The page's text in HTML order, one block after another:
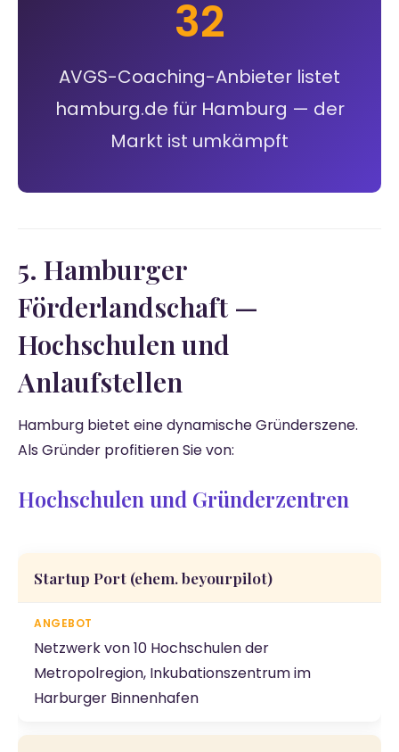
32
AVGS-Coaching-Anbieter listet
hamburg.de für Hamburg — der
Markt ist umkämpft
5. Hamburger
Förderlandschaft —
Hochschulen und
Anlaufstellen
Hamburg bietet eine dynamische Gründerszene.
Als Gründer profitieren Sie von:
Hochschulen und Gründerzentren
Startup Port (ehem. beyourpilot)
Netzwerk von 10 Hochschulen der
Metropolregion, Inkubationszentrum im
Harburger Binnenhafen